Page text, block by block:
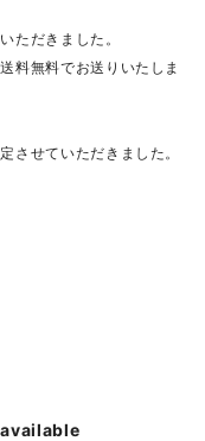
ただきました。
料無料でお送りいたしま
させていただきました。